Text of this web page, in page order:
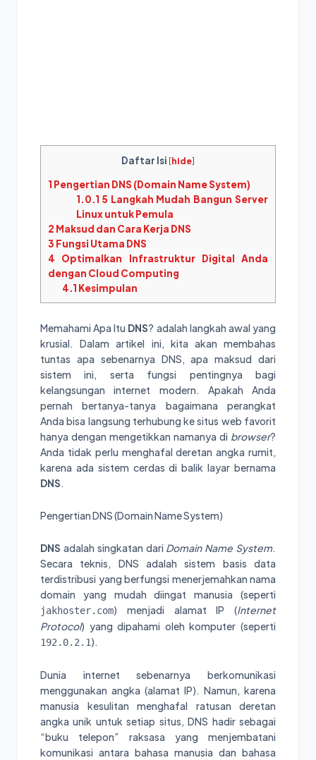
Daftar Isi [hide]
1 Pengertian DNS (Domain Name System)
1.0.1 5 Langkah Mudah Bangun Server
Linux untuk Pemula
2 Maksud dan Cara Kerja DNS
3 Fungsi Utama DNS
4 Optimalkan Infrastruktur Digital Anda
dengan Cloud Computing
4.1 Kesimpulan
Memahami Apa Itu DNS? adalah langkah awal yang
krusial. Dalam artikel ini, kita akan membahas
tuntas apa sebenarnya DNS, apa maksud dari
sistem ini, serta fungsi pentingnya bagi
kelangsungan internet modern. Apakah Anda
pernah bertanya-tanya bagaimana perangkat
Anda bisa langsung terhubung ke situs web favorit
hanya dengan mengetikkan namanya di browser?
Anda tidak perlu menghafal deretan angka rumit,
karena ada sistem cerdas di balik layar bernama
DNS.
Pengertian DNS (Domain Name System)
DNS adalah singkatan dari Domain Name System.
Secara teknis, DNS adalah sistem basis data
terdistribusi yang berfungsi menerjemahkan nama
domain yang mudah diingat manusia (seperti
jakhoster.com) menjadi alamat IP (Internet
Protocol) yang dipahami oleh komputer (seperti
192.0.2.1).
Dunia internet sebenarnya berkomunikasi
menggunakan angka (alamat IP). Namun, karena
manusia kesulitan menghafal ratusan deretan
angka unik untuk setiap situs, DNS hadir sebagai
“buku telepon” raksasa yang menjembatani
komunikasi antara bahasa manusia dan bahasa